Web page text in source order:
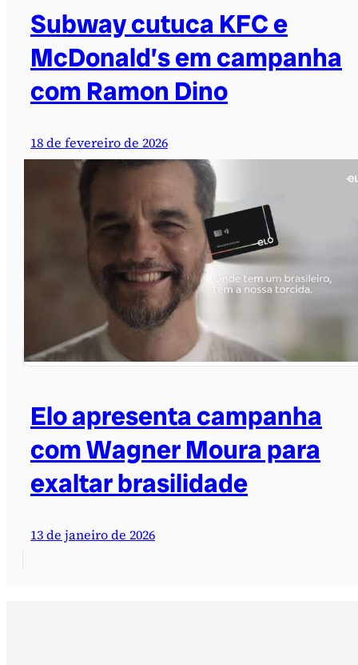
Subway cutuca KFC e
McDonald’s em campanha
com Ramon Dino
18 de fevereiro de 2026
Elo apresenta campanha
com Wagner Moura para
exaltar brasilidade
13 de janeiro de 2026